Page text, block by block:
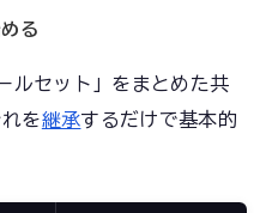
る
セット」をまとめた共
を継承するだけで基本的